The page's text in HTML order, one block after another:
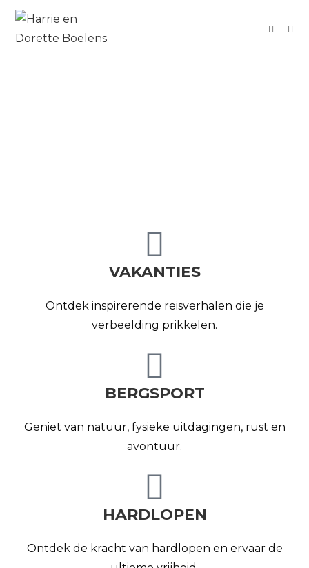
VAKANTIES
Ontdek inspirerende reisverhalen die je
verbeelding prikkelen.
BERGSPORT
Geniet van natuur, fysieke uitdagingen, rust en
avontuur.
HARDLOPEN
Ontdek de kracht van hardlopen en ervaar de